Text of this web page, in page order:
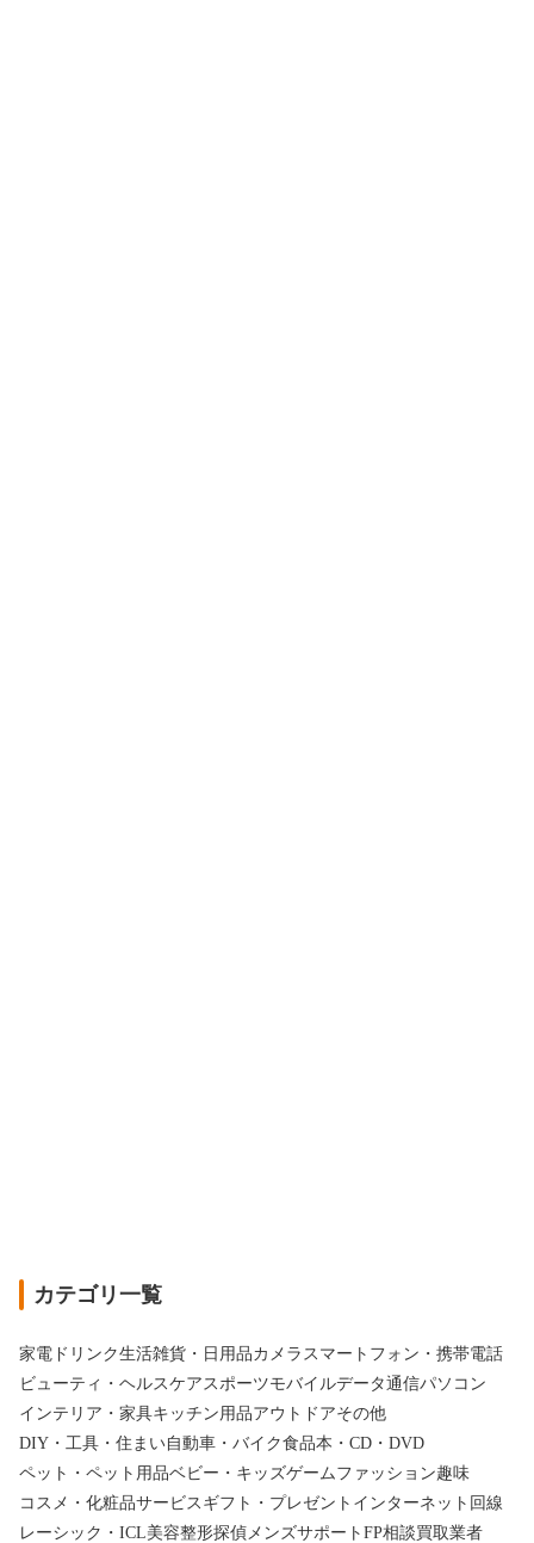
カテゴリ一覧
家電 ドリンク生活雑貨・日用品カメラ スマートフォン・携帯電話
ビューティ・ヘルスケア スポーツモバイルデータ通信パソコン
インテリア・家具キッチン用品アウトドアその他
DIY・工具・住まい自動車・バイク食品本・CD・DVD
ペット・ペット用品ベビー・キッズゲーム ファッション趣味
コスメ・化粧品サービス ギフト・プレゼント インターネット回線
レーシック・ICL美容整形探偵 メンズサポート FP相談買取業者